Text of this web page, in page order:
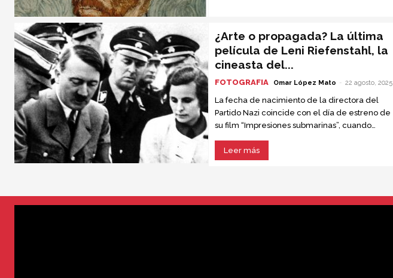
¿Arte o propagada? La última
película de Leni Riefenstahl, la
cineasta del...
FOTOGRAFIA Omar López Mato - 22 agosto, 2025
La fecha de nacimiento de la directora del
Partido Nazi coincide con el día de estreno de
su film “Impresiones submarinas”, cuando
Leer más